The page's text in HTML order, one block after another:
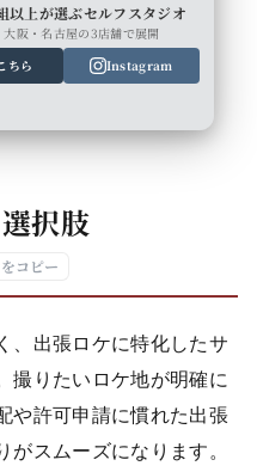
以上が選ぶセルフスタジオ
大阪・名古屋の3店舗で展開
ちら
Instagram
択肢
コピー
、出張ロケに特化したサ
撮りたいロケ地が明確に
や許可申請に慣れた出張
スムーズになります。